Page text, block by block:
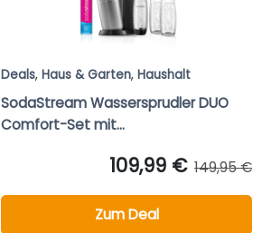
Deals, Haus & Garten, Haushalt
SodaStream Wassersprudler DUO
Comfort-Set mit...
109,99 € 149,95 €
Zum Deal